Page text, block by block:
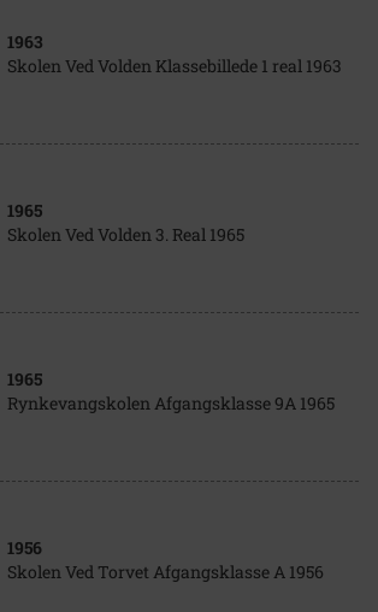
1963
Skolen Ved Volden Klassebillede 1 real 1963
1965
Skolen Ved Volden 3. Real 1965
1965
Rynkevangskolen Afgangsklasse 9A 1965
1956
Skolen Ved Torvet Afgangsklasse A 1956